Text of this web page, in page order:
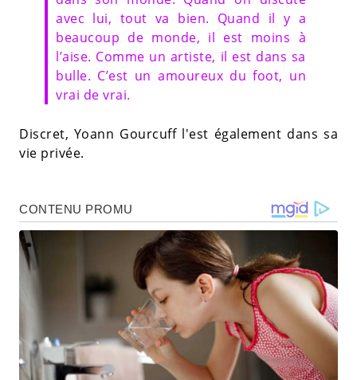
avec lui, tout va bien. Quand il y a
beaucoup de monde, il est moins à
l’aise. Comme un artiste, il est dans sa
bulle. C’est un amoureux du foot, un
vrai de vrai.
Discret, Yoann Gourcuff l'est également dans sa
vie privée.